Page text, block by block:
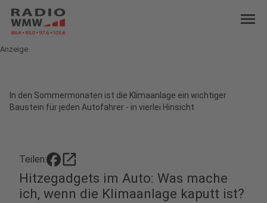
menu
Anzeige
In den Sommermonaten ist die Klimaanlage ein wichtiger
Baustein für jeden Autofahrer - in vierlei Hinsicht
Teilen: open_in_new
Hitzegadgets im Auto: Was mache
ich, wenn die Klimaanlage kaputt ist?